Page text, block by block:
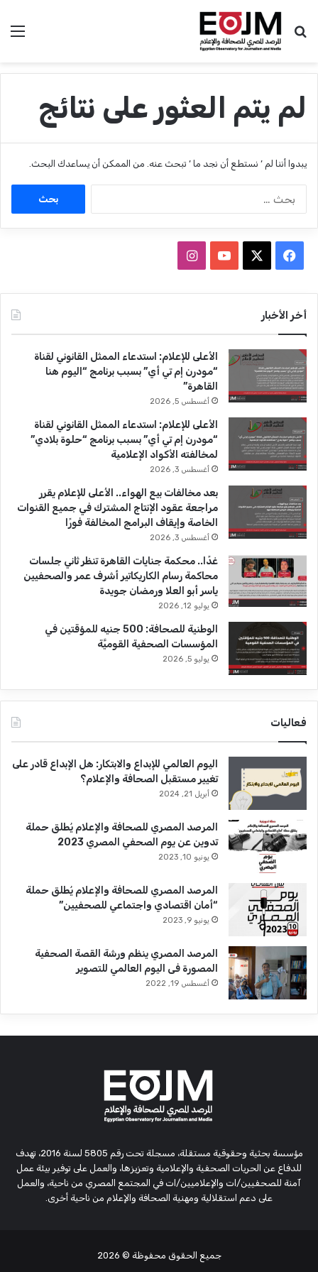
بحث عن
لم يتم العثور على نتائج
يبدوا أننا لم ’ نستطع أن نجد ما ’ تبحث عنه. من الممكن أن يساعدك البحث.
:
س
و
ك
T
u
b
e
ق
ا
م
أخر الأخبار
الأعلى للإعلام: استدعاء الممثل القانوني لقناة
“مودرن إم تي أي” بسبب برنامج “اليوم هنا
القاهرة”
أغسطس 5, 2026
الأعلى للإعلام: استدعاء الممثل القانوني لقناة
“مودرن إم تي أي” بسبب برنامج “حلوة بلادي”
لمخالفته الأكواد الإعلامية
أغسطس 3, 2026
بعد مخالفات بيع الهواء.. الأعلى للإعلام يقرر
مراجعة عقود الإنتاج المشترك في جميع القنوات
الخاصة وإيقاف البرامج المخالفة فورًا
أغسطس 3, 2026
غدًا.. محكمة جنايات القاهرة تنظر ثاني جلسات
محاكمة رسام الكاريكاتير أشرف عمر والصحفيين
ياسر أبو العلا ورمضان جويدة
يوليو 12, 2026
الوطنية للصحافة: 500 جنيه للمؤقتين في
المؤسسات الصحفية القوميَّة
يوليو 5, 2026
فعاليات
اليوم العالمي للإبداع والابتكار: هل الإبداع قادر على
تغيير مستقبل الصحافة والإعلام؟
أبريل 21, 2024
المرصد المصري للصحافة والإعلام يُطلق حملة
تدوين عن يوم الصحفي المصري 2023
يونيو 10, 2023
المرصد المصري للصحافة والإعلام يُطلق حملة
“أمان اقتصادي واجتماعي للصحفيين”
يونيو 9, 2023
المرصد المصري ينظم ورشة القصة الصحفية
المصورة فى اليوم العالمي للتصوير
أغسطس 19, 2022
مؤسسة بحثية وحقوقية مستقلة، مسجلة تحت رقم 5805 لسنة 2016، تهدف
للدفاع عن الحريات الصحفية والإعلامية وتعزيزها، والعمل على توفير بيئة عمل
آمنة للصحفيين/ات والإعلاميين/ات في المجتمع المصري من ناحية، والعمل
على دعم استقلالية ومهنية الصحافة والإعلام من ناحية أخرى.
جميع الحقوق محفوظة © 2026